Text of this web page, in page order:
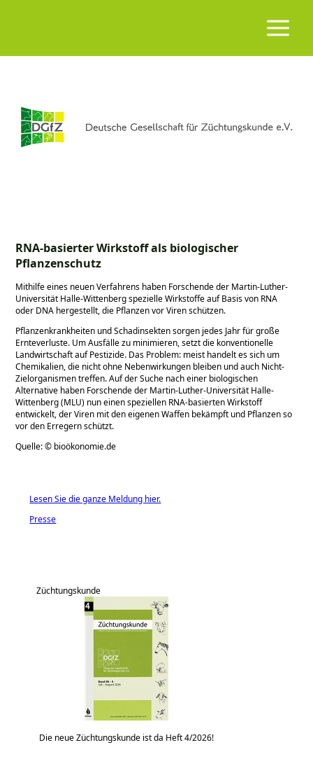
RNA-basierter Wirkstoff als biologischer
Pflanzenschutz
Mithilfe eines neuen Verfahrens haben Forschende der Martin-Luther-
Universität Halle-Wittenberg spezielle Wirkstoffe auf Basis von RNA
oder DNA hergestellt, die Pflanzen vor Viren schützen.
Pflanzenkrankheiten und Schadinsekten sorgen jedes Jahr für große
Ernteverluste. Um Ausfälle zu minimieren, setzt die konventionelle
Landwirtschaft auf Pestizide. Das Problem: meist handelt es sich um
Chemikalien, die nicht ohne Nebenwirkungen bleiben und auch Nicht-
Zielorganismen treffen. Auf der Suche nach einer biologischen
Alternative haben Forschende der Martin-Luther-Universität Halle-
Wittenberg (MLU) nun einen speziellen RNA-basierten Wirkstoff
entwickelt, der Viren mit den eigenen Waffen bekämpft und Pflanzen so
vor den Erregern schützt.
Quelle: © bioökonomie.de
Lesen Sie die ganze Meldung hier.
Presse
Züchtungskunde
Die neue Züchtungskunde ist da Heft 4/2026!